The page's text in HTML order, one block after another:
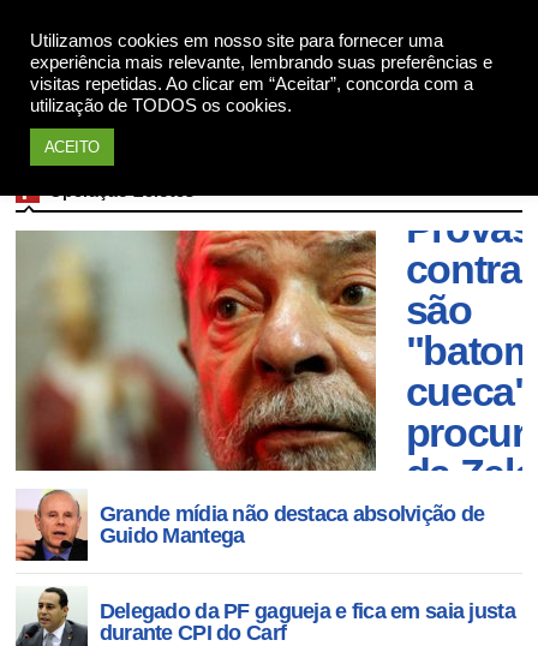
Utilizamos cookies em nosso site para fornecer uma
experiência mais relevante, lembrando suas preferências e
visitas repetidas. Ao clicar em “Aceitar”, concorda com a
utilização de TODOS os cookies.
ACEITO
Provas
contra
são
da
Grande mídia não destaca absolvição de
Guido Mantega
Delegado da PF gagueja e fica em saia justa
durante CPI do Carf